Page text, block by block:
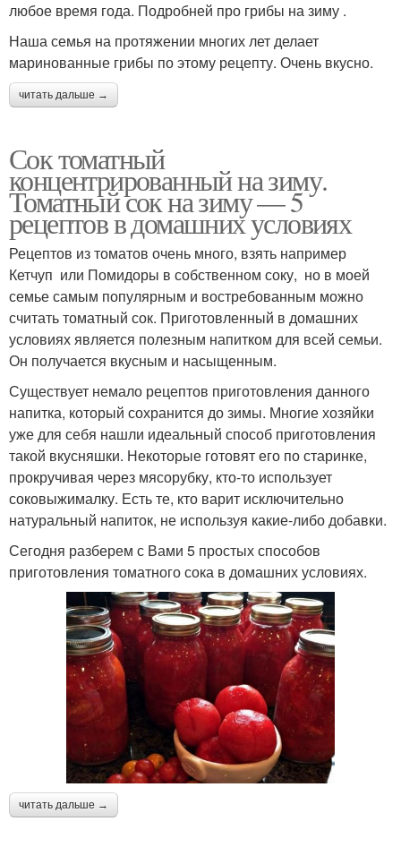
любое время года. Подробней про грибы на зиму .
Наша семья на протяжении многих лет делает
маринованные грибы по этому рецепту. Очень вкусно.
читать дальше →
Сок томатный
концентрированный на зиму.
Томатный сок на зиму — 5
рецептов в домашних условиях
Рецептов из томатов очень много, взять например
Кетчуп или Помидоры в собственном соку, но в моей
семье самым популярным и востребованным можно
считать томатный сок. Приготовленный в домашних
условиях является полезным напитком для всей семьи.
Он получается вкусным и насыщенным.
Существует немало рецептов приготовления данного
напитка, который сохранится до зимы. Многие хозяйки
уже для себя нашли идеальный способ приготовления
такой вкусняшки. Некоторые готовят его по старинке,
прокручивая через мясорубку, кто-то использует
соковыжималку. Есть те, кто варит исключительно
натуральный напиток, не используя какие-либо добавки.
Сегодня разберем с Вами 5 простых способов
приготовления томатного сока в домашних условиях.
читать дальше →